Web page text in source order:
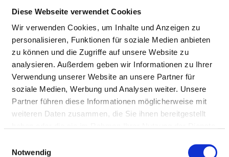
Diese Webseite verwendet Cookies
Wir verwenden Cookies, um Inhalte und Anzeigen zu
personalisieren, Funktionen für soziale Medien anbieten
zu können und die Zugriffe auf unsere Website zu
analysieren. Außerdem geben wir Informationen zu Ihrer
Verwendung unserer Website an unsere Partner für
soziale Medien, Werbung und Analysen weiter. Unsere
Partner führen diese Informationen möglicherweise mit
weiteren Daten zusammen, die Sie ihnen bereitgestellt
Notwendig
KRANKENHAUS SCHONGAU
Passend dazu:
Medizinisch-pflegerische Leistungen